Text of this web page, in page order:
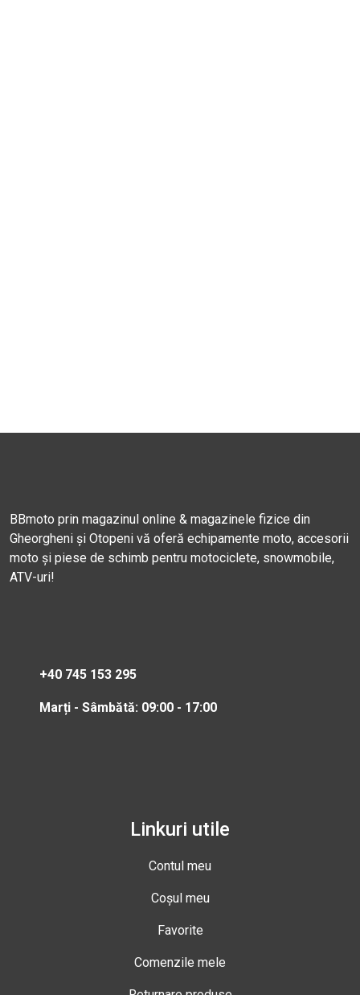
BBmoto prin magazinul online & magazinele fizice din
Gheorgheni și Otopeni vă oferă echipamente moto, accesorii
moto și piese de schimb pentru motociclete, snowmobile,
ATV-uri!
+40 745 153 295
Marți - Sâmbătă: 09:00 - 17:00
Linkuri utile
Contul meu
Coșul meu
Favorite
Comenzile mele